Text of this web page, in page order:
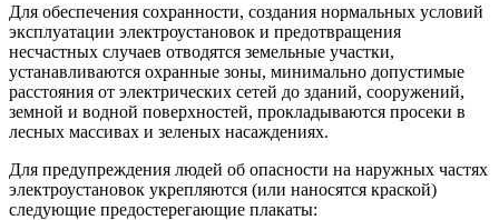
Для обеспечения сохранности, создания нормальных условий
эксплуатации электроустановок и предотвращения
несчастных случаев отводятся земельные участки,
устанавливаются охранные зоны, минимально допустимые
расстояния от электрических сетей до зданий, сооружений,
земной и водной поверхностей, прокладываются просеки в
лесных массивах и зеленых насаждениях.
Для предупреждения людей об опасности на наружных частях
электроустановок укрепляются (или наносятся краской)
следующие предостерегающие плакаты: